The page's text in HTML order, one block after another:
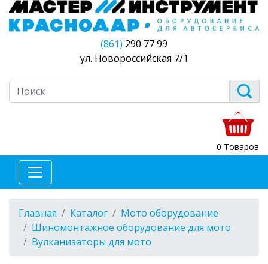
(861) 290 77 99
ул. Новороссийская 7/1
0 Товаров
Главная Каталог
Мото оборудование
Шиномонтажное оборудование для мото
Вулканизаторы для мото